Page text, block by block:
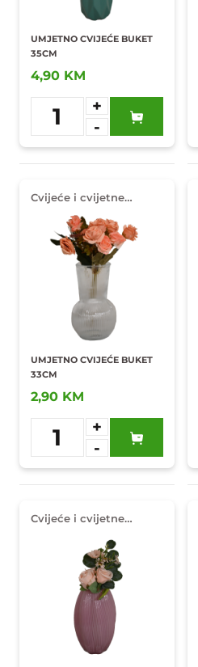
UMJETNO CVIJEĆE BUKET
35CM
4,90 KM
1
+
-
Dodaj u
omiljene
Cvijeće i cvijetne
UMJETNO CVIJEĆE BUKET
33CM
2,90 KM
1
+
-
Dodaj u
omiljene
Cvijeće i cvijetne